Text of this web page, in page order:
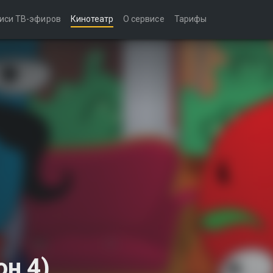
ТВ-эфиров Кинотеатр О сервисе Тарифы